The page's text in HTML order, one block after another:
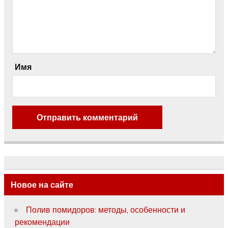
Имя
Новое на сайте
Полив помидоров: методы, особенности и
рекомендации